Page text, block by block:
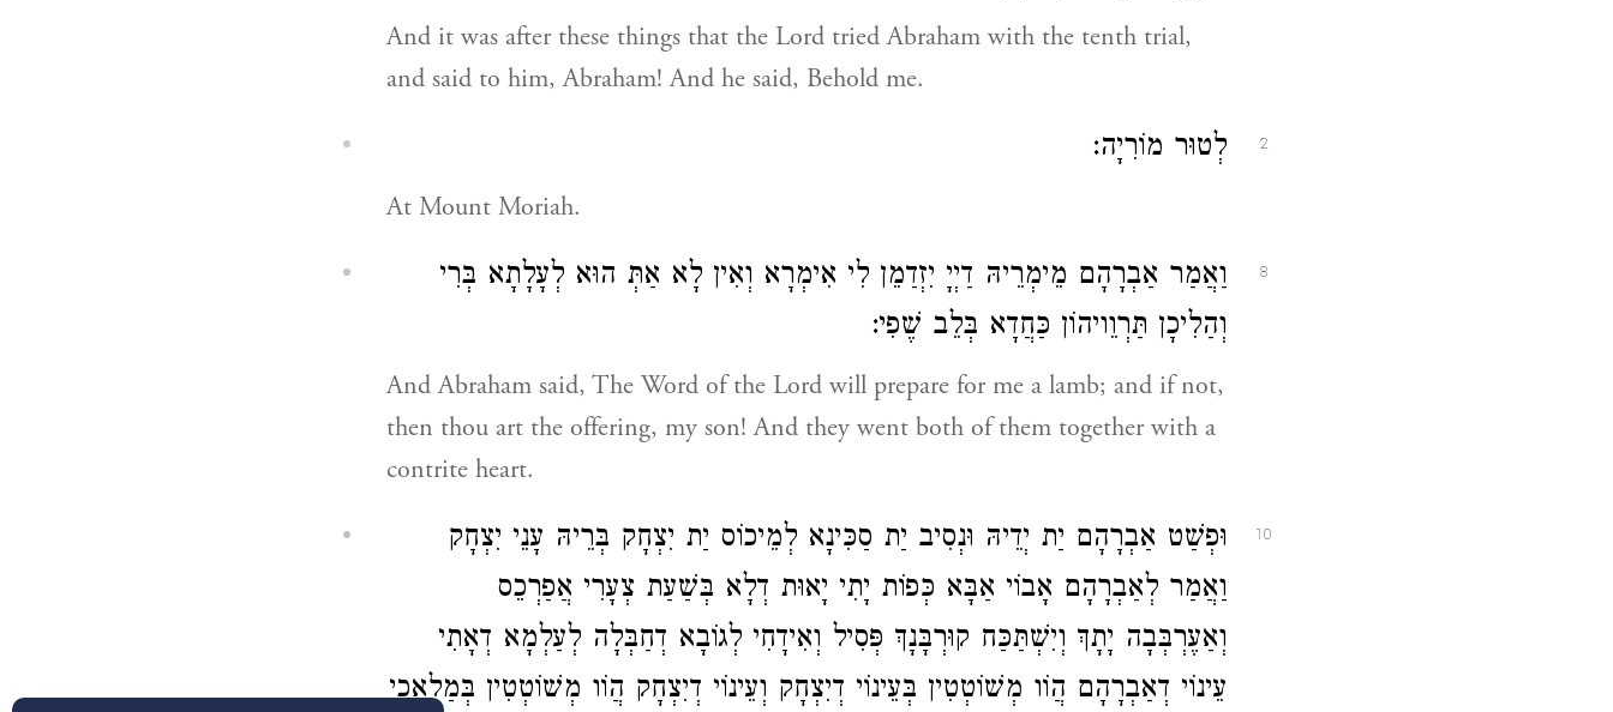
And it was after these things that the Lord tried Abraham with the tenth trial,
and said to him, Abraham! And he said, Behold me.
2 לְטוּר מוֹרִיָה:
At Mount Moriah.
8
וַאֲמַר אַבְרָהָם מֵימְרֵיהּ דַיְיָ יִזְדַמֵן לִי אִימְרָא וְאִין לָא אַתְּ הוּא לְעָלָתָא בְּרִי
וְהַלִיכָן תַּרְוֵויהוֹן כַּחֲדָא בְּלֵב שֶׁפִי:
And Abraham said, The Word of the Lord will prepare for me a lamb; and if not,
then thou art the offering, my son! And they went both of them together with a
contrite heart.
10
וּפְשַׁט אַבְרָהָם יַת יְדֵיהּ וּנְסִיב יַת סַכִּינָא לְמֵיכוֹס יַת יִצְחָק בְּרֵיהּ עָנֵי יִצְחָק
וַאֲמַר לְאַבְרָהָם אָבוֹי אַבָּא כְּפוֹת יָתִי יָאוּת דְלָא בְּשַׁעַת צְעָרִי אֲפַרְכֵס
וְאַעֶרְבְּבָה יָתָךְ וְיִשְׁתַּכַּח קוּרְבָּנָךְ פְּסִיל וְאִידָחִי לְגוֹבָא דְחַבְּלָה לְעַלְמָא דְאָתִי
עֵינוֹי דְאַבְרָהָם הֲוֹו מְשׁוֹטְטִין בְּעֵינוֹי דְיִצְחָק וְעֵינוֹי דְיִצְחָק הֲוֹו מְשׁוֹטְטִין בְּמַלְאֲכֵי